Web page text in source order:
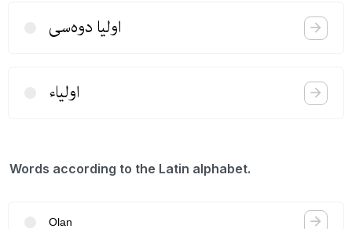
اولیا دوه‌سی
اولیاء
Words according to the Latin alphabet.
Olan